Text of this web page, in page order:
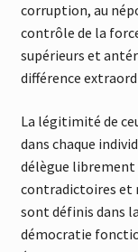
corruption, au
contrôle de la
supérieurs et
différence
La légitimité de
dans chaque
délègue librement
contradictoires et
sont définis dans
démocratie